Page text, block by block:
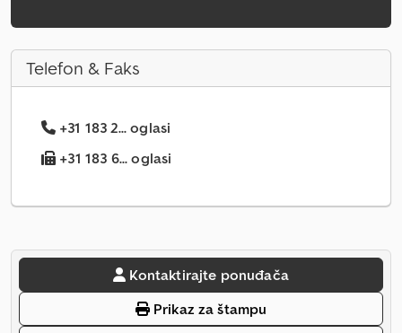
Telefon & Faks
+31 183 2... oglasi
+31 183 6... oglasi
Kontaktirajte ponuđača
Prikaz za štampu